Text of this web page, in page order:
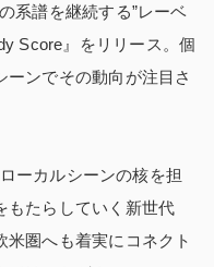
系譜を継続する”レーベ
Score』をリリース。個
ーンでその動向が注目さ
ーカルシーンの核を担
もたらしていく新世代
圏へも着実にコネクト